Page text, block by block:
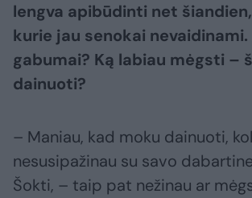
lengva apibūdinti net
kurie jau senokai
gabumai? Ką labiau mėgsti –
dainuoti?
– Maniau, kad moku dainuoti, kol
nesusipažinau su savo
Šokti, – taip pat nežinau ar